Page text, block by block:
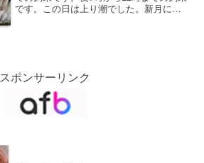
です。この日は上り潮でした。新月に近
スポンサーリンク